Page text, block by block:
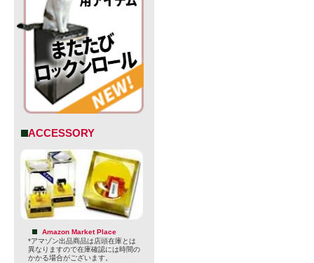
ACCESSORY
Amazon Market Place
*アマゾン出品商品は店頭在庫とは
異なりますので在庫確認には時間の
かかる場合がございます。